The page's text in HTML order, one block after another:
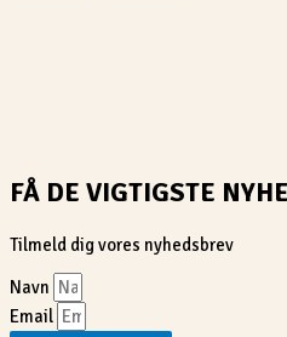
FÅ DE VIGTIGSTE
Tilmeld dig vores nyhedsbrev
Navn
Email